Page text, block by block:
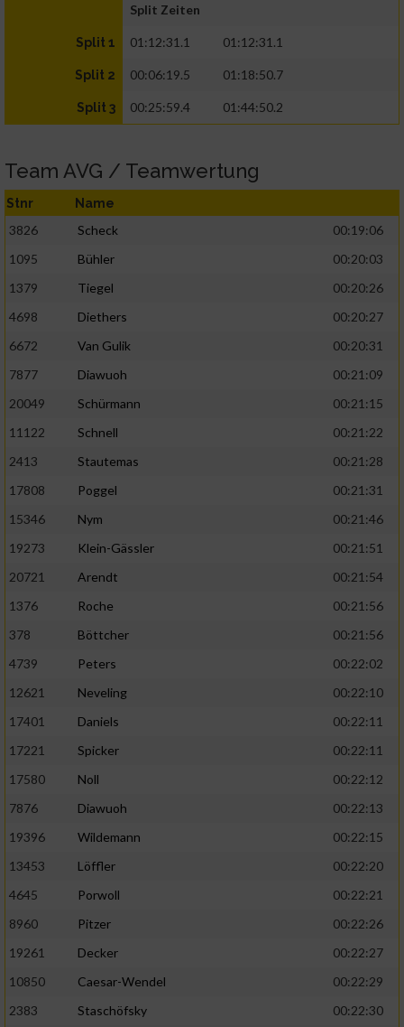
Split Zeiten
Split 1 01:12:31.1 01:12:31.1
Split 2 00:06:19.5 01:18:50.7
Split 3 00:25:59.4 01:44:50.2
Team AVG / Teamwertung
Stnr Name
3826 Scheck
00:19:06
1095
Bühler
00:20:03
1379
Tiegel
00:20:26
4698
Diethers
00:20:27
6672
Van Gulik
00:20:31
7877
Diawuoh
00:21:09
20049
Schürmann
00:21:15
11122
Schnell
00:21:22
2413
Stautemas
00:21:28
17808
Poggel
00:21:31
15346
Nym
00:21:46
19273
Klein-Gässler
00:21:51
20721
Arendt
00:21:54
1376
Roche
00:21:56
378
Böttcher
00:21:56
4739
Peters
00:22:02
12621
Neveling
00:22:10
17401
Daniels
00:22:11
17221
Spicker
00:22:11
17580
Noll
00:22:12
7876
Diawuoh
00:22:13
19396
Wildemann
00:22:15
13453
Löffler
00:22:20
4645
Porwoll
00:22:21
8960
Pitzer
00:22:26
19261
Decker
00:22:27
10850
Caesar-Wendel
00:22:29
2383
Staschöfsky
00:22:30